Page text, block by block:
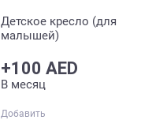
Детское кресло (для
малышей)
+100 AED
В месяц
Добавить